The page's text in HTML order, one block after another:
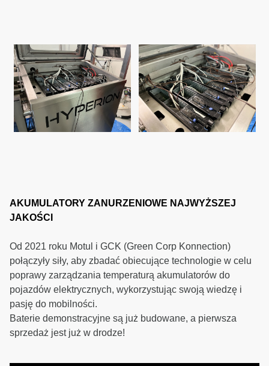
AKUMULATORY ZANURZENIOWE NAJWYŻSZEJ
JAKOŚCI
Od 2021 roku Motul i GCK (Green Corp Konnection)
połączyły siły, aby zbadać obiecujące technologie w celu
poprawy zarządzania temperaturą akumulatorów do
pojazdów elektrycznych, wykorzystując swoją wiedzę i
pasję do mobilności.
Baterie demonstracyjne są już budowane, a pierwsza
sprzedaż jest już w drodze!